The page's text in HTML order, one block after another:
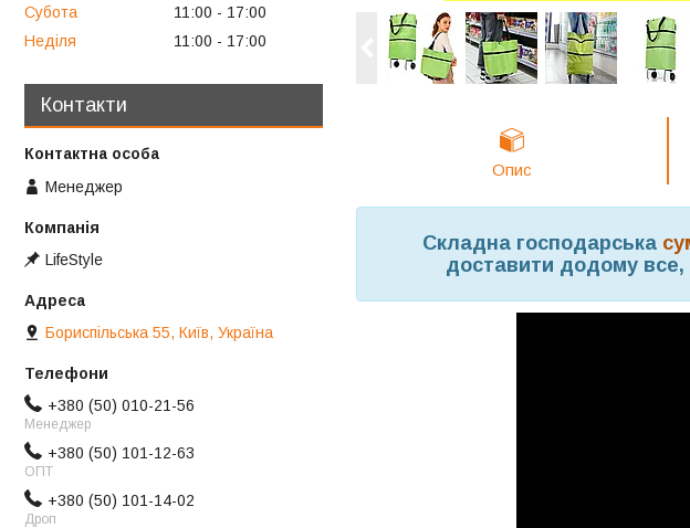
Опис
Складна господарська
доставити додому все,
Субота
11:00
17:00
Неділя
11:00 17:00
Контакти
Менеджер
LifeStyle
Бориспільська 55, Київ, Україна
+380 (50) 010-21-56
Менеджер
+380 (50) 101-12-63
ОПТ
+380 (50) 101-14-02
Дроп